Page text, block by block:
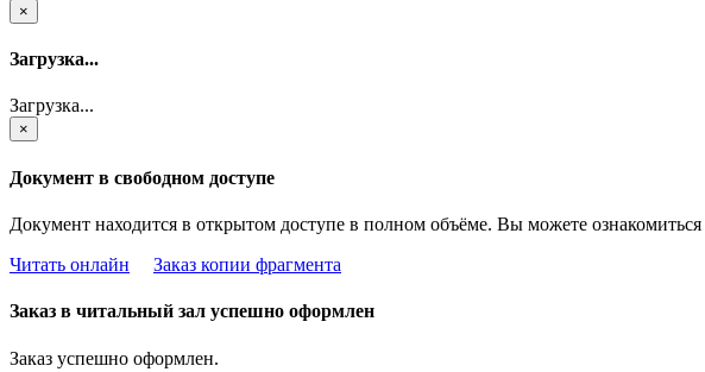
×
Загрузка...
Загрузка...
×
Документ в свободном доступе
Документ находится в открытом доступе в полном объёме. Вы можете
Читать онлайн
Заказ копии фрагмента
Заказ в читальный зал успешно оформлен
Заказ успешно оформлен.